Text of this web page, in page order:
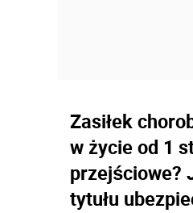
Zasiłek
w życie od 1
przejściowe?
tytułu